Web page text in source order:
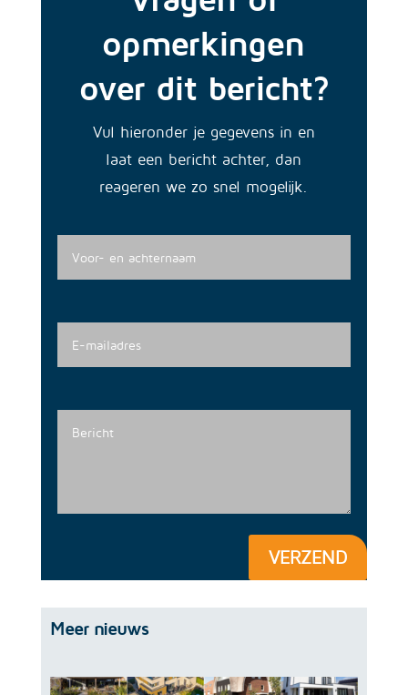
opmerkingen
over dit bericht?
Vul hieronder je gegevens in en
laat een bericht achter, dan
reageren we zo snel mogelijk.
VERZEND
Meer nieuws